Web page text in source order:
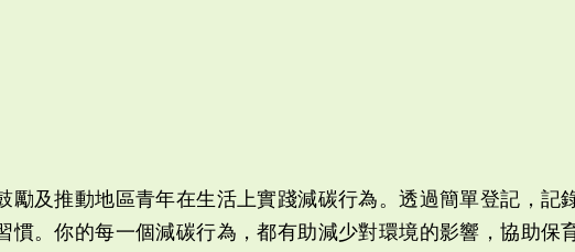
及推動地區青年在生活上實踐減碳行為。透過簡單登記，記
。你的每一個減碳行為，都有助減少對環境的影響，協助保